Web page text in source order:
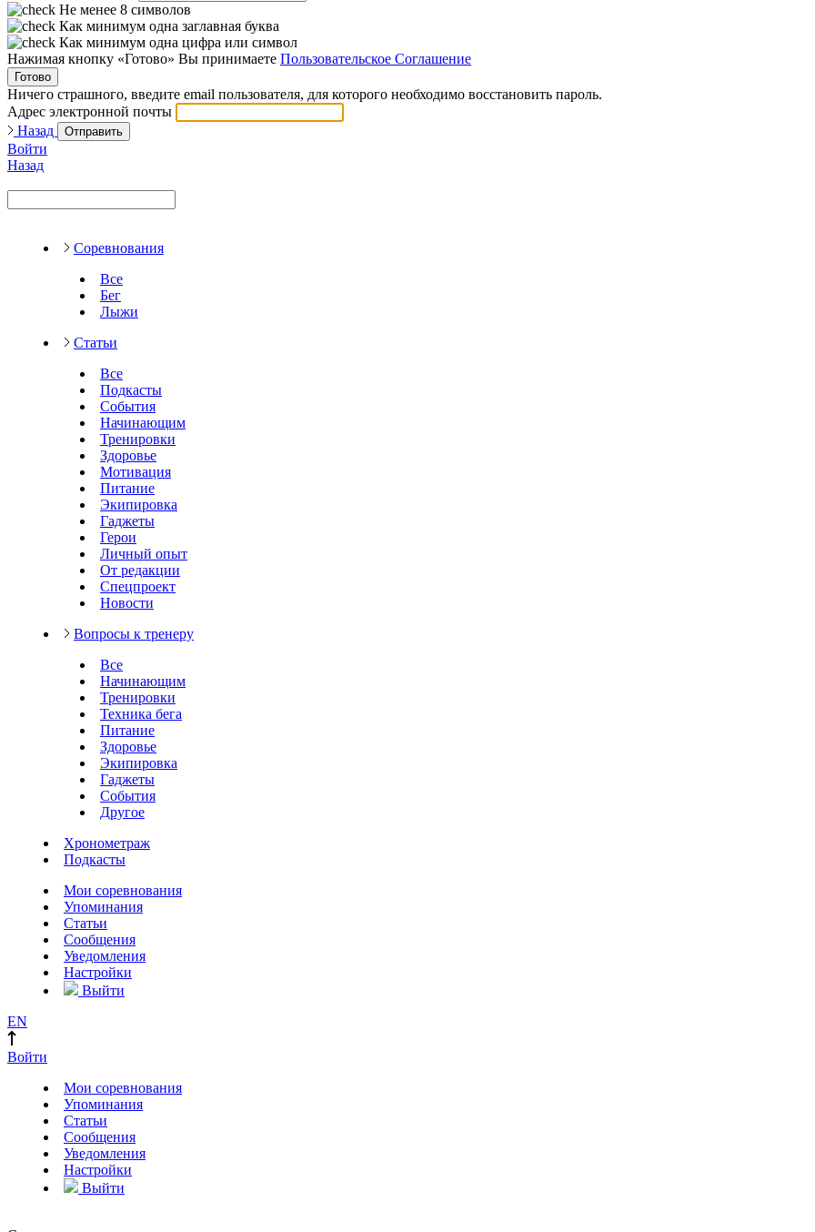
Не менее 8 символов
Как минимум одна заглавная буква
Как минимум одна цифра или символ
Нажимая кнопку «Готово» Вы принимаете Пользовательское Соглашение
Готово
Ничего страшного, введите email пользователя, для которого необходимо восстановить пароль.
Адрес электронной почты
Назад
Отправить
Войти
Назад
Соревнования
Все
Бег
Лыжи
Статьи
Все
Подкасты
События
Начинающим
Тренировки
Здоровье
Мотивация
Питание
Экипировка
Гаджеты
Герои
Личный опыт
От редакции
Спецпроект
Новости
Вопросы к тренеру
Все
Начинающим
Тренировки
Техника бега
Питание
Здоровье
Экипировка
Гаджеты
События
Другое
Хронометраж
Подкасты
Мои соревнования
Упоминания
Статьи
Сообщения
Уведомления
Настройки
Выйти
EN
Войти
Мои соревнования
Упоминания
Статьи
Сообщения
Уведомления
Настройки
Выйти